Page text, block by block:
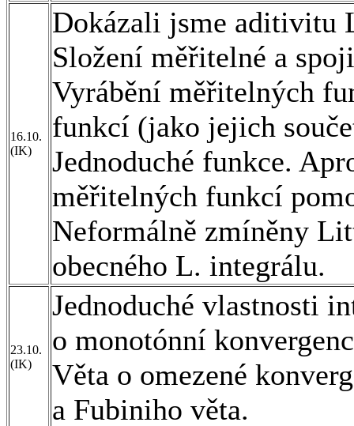
16.10.
(IK)
Dokázali jsme aditivitu
Složení měřitelné a
Vyrábění měřitelných
funkcí (jako jejich
Jednoduché funkce.
měřitelných funkcí
Neformálně zmíněny
obecného L. integrálu.
23.10.
(IK)
Jednoduché vlastnosti
o monotónní
Věta o omezené
a Fubiniho věta.